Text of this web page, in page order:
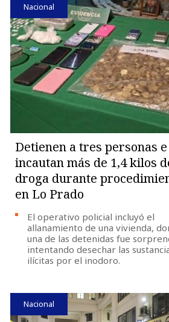
Nacional
Detienen a tres personas e
incautan más de 1,4 kilos
droga durante
en Lo Prado
El operativo policial incluyó el
allanamiento de una vivienda,
una de las detenidas fue
intentando desechar las
ilícitas por el inodoro.
Nacional